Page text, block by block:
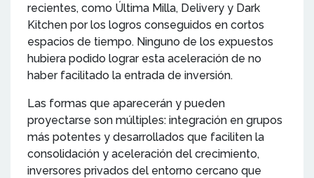
recientes, como Última Milla, Delivery y Dark
Kitchen por los logros conseguidos en cortos
espacios de tiempo. Ninguno de los expuestos
hubiera podido lograr esta aceleración de no
haber facilitado la entrada de inversión.
Las formas que aparecerán y pueden
proyectarse son múltiples: integración en grupos
más potentes y desarrollados que faciliten la
consolidación y aceleración del crecimiento,
inversores privados del entorno cercano que